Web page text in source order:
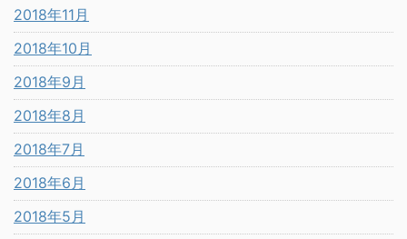
2018年11月
2018年10月
2018年9月
2018年8月
2018年7月
2018年6月
2018年5月